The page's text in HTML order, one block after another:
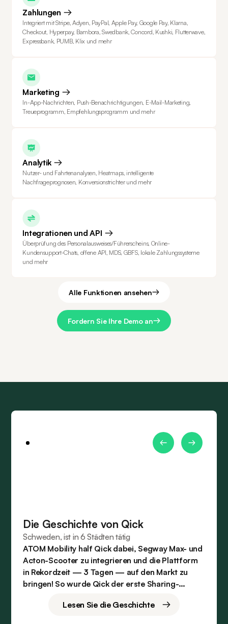
Zahlungen
Integriert mit Stripe, Adyen, PayPal, Apple Pay, Google Pay, Klarna,
Checkout, Hyperpay, Bambora, Swedbank, Concord, Kushki, Flutterwave,
Expressbank, PUMB, Klix und mehr
Marketing
In-App-Nachrichten, Push-Benachrichtigungen, E-Mail-Marketing,
Treueprogramm, Empfehlungsprogramm und mehr
Analytik
Nutzer- und Fahrtenanalysen, Heatmaps, intelligente
Nachfrageprognosen, Konversionstrichter und mehr
Integrationen und API
Überprüfung des Personalausweises/Führerscheins, Online-
Kundensupport-Chats, offene API, MDS, GBFS, lokale Zahlungssysteme
und mehr
Alle Funktionen ansehen
Fordern Sie Ihre Demo an
Die Geschichte von Qick
Schweden, ist in 6 Städten tätig
ATOM Mobility half Qick dabei, Segway Max- und
Acton-Scooter zu integrieren und die Plattform
in Rekordzeit — 3 Tagen — auf den Markt zu
bringen! So wurde Qick der erste Sharing-
Lesen Sie die Geschichte